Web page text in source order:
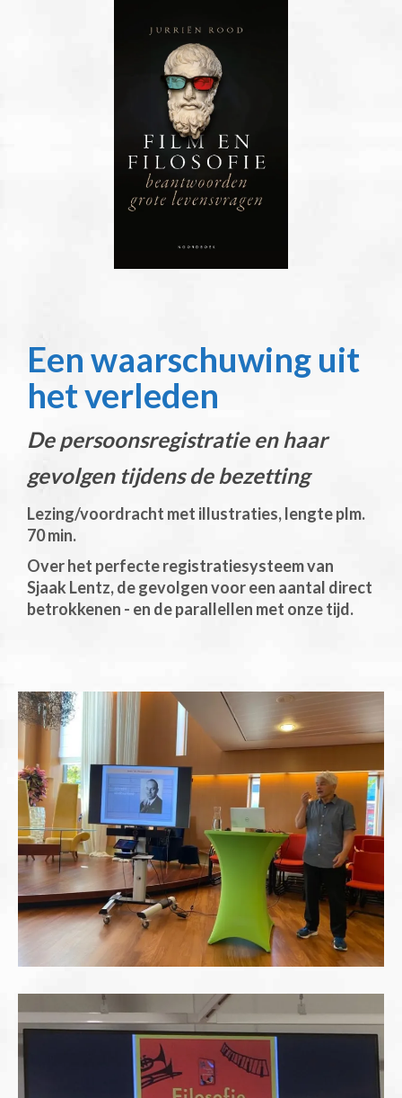
Een waarschuwing uit
het verleden
De persoonsregistratie en haar
gevolgen tijdens de bezetting
Lezing/voordracht met illustraties, lengte plm.
70 min.
Over het perfecte registratiesysteem van
Sjaak Lentz, de gevolgen voor een aantal direct
betrokkenen - en de parallellen met onze tijd.